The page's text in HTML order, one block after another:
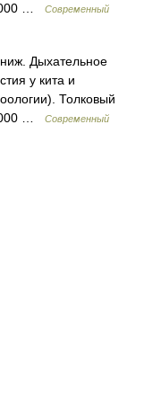
…
Современный
Дыхательное
у кита и
Толковый
…
Современный